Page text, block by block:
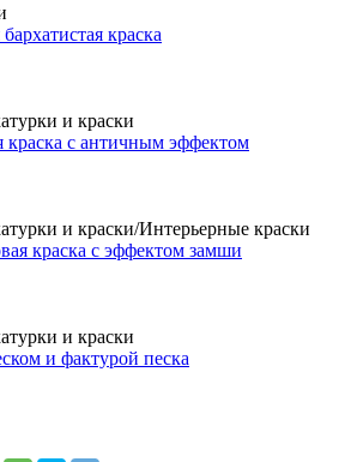
краска
и краски
краска с античным эффектом
и краски/Интерьерные краски
краска с эффектом замши
и краски
и фактурой песка